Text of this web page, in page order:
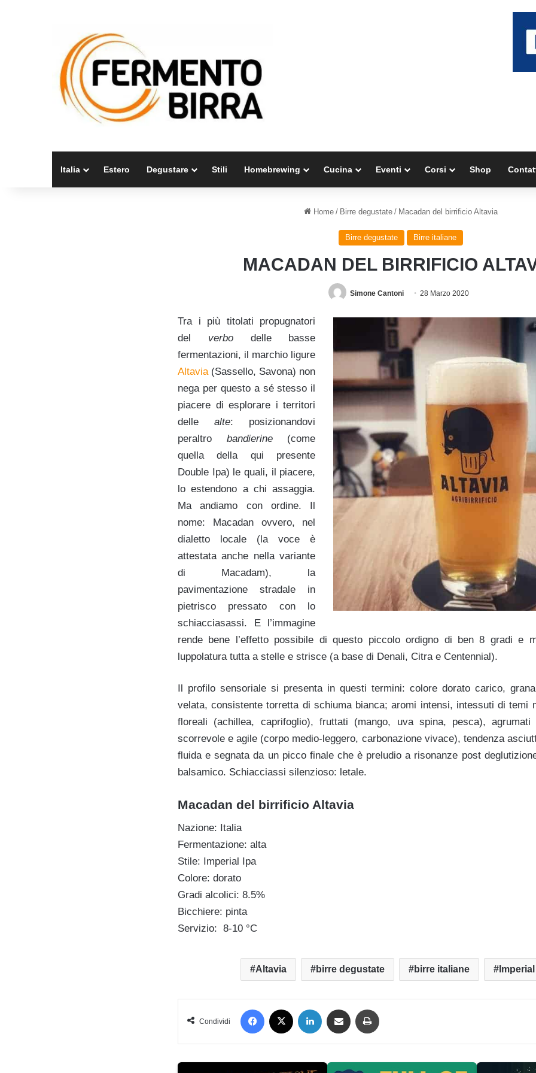
Italia Estero Degustare Stili Homebrewing Cucina Eventi Corsi Shop
Home / Birre degustate / Macadan del birrificio Altavia
Birre degustate Birre italiane
MACADAN DEL BIRRIFICIO
Simone Cantoni 28 Marzo 2020
Tra i più titolati propugnatori
del verbodelle basse
fermentazioni, il marchio ligure
Altavia(Sassello, Savona) non
nega per questo a sé stesso il
piacere di esplorare i territori
dellealte: posizionandovi
peraltro bandierine(come
quella della qui presente
Double Ipa) le quali, il piacere,
lo estendono a chi assaggia.
Ma andiamo con ordine. Il
nome: Macadan ovvero, nel
dialetto locale (la voce è
attestata anche nella variante
di Macadam), la
pavimentazione stradale in
pietrisco pressato con lo
schiacciasassi. E l’immagine
rende bene l’effetto possibile di questo piccolo ordigno di ben 8 gradi e
luppolatura tutta a stelle e strisce (a base di Denali, Citra e Centennial).
Il profilo sensoriale si presenta in questi termini: colore dorato carico,
velata, consistente torretta di schiuma bianca; aromi intensi, intessuti di temi
floreali (achillea, caprifoglio), fruttati (mango, uva spina, pesca), agrumati
scorrevole e agile (corpo medio-leggero, carbonazione vivace), tendenza
fluida e segnata da un picco finale che è preludio a risonanze post
balsamico. Schiacciassi silenzioso: letale.
Macadan del birrificio Altavia
Nazione: Italia
Fermentazione: alta
Stile: Imperial Ipa
Colore: dorato
Gradi alcolici: 8.5%
Bicchiere: pinta
Servizio: 8-10 °C
Altavia birre degustate birre italiane
Condividi
Facebook LinkedIn Condividi via mail